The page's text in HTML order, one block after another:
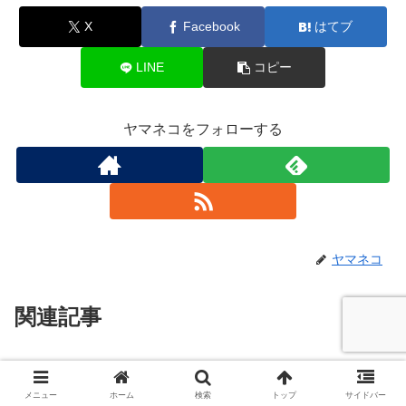
X Facebook はてブ
LINE コピー
ヤマネコをフォローする
ヤマネコ
関連記事
トレンドニュース
新浜レオンの高校は野球一筋！学
歴や大学についても解説！
メニュー ホーム 検索 トップ サイドバー